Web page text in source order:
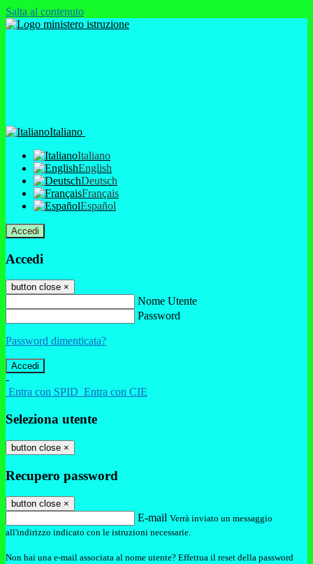
Salta al contenuto
Italiano
Italiano
English
Deutsch
Français
Español
Accedi
Accedi
button close ×
Nome Utente
Password
Password dimenticata?
-
Entra con SPID Entra con CIE
Seleziona utente
button close ×
Recupero password
button close ×
E-mail Verrà inviato un messaggio
all'indirizzo indicato con le istruzioni necessarie.
Non hai una e-mail associata al nome utente? Effettua il reset della password